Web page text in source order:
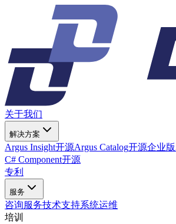
关于我们
解决方案
Argus Insight开源Argus Catalog开源企业版
C# Component开源
专利
服务
咨询服务技术支持系统运维
培训